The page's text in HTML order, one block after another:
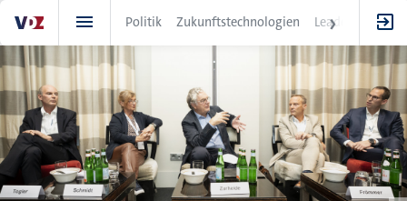
zum
Inhalt
Politik Zukunftstechnologien Leadership